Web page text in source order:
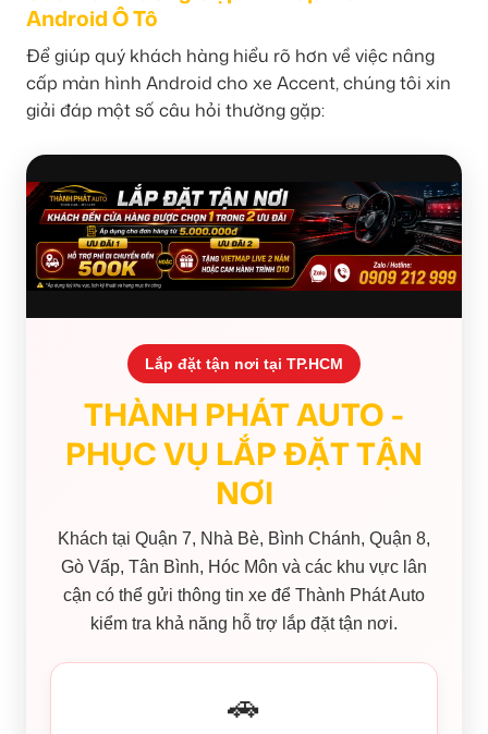
Android Ô Tô
Để giúp quý khách hàng hiểu rõ hơn về việc nâng
cấp màn hình Android cho xe Accent, chúng tôi xin
giải đáp một số câu hỏi thường gặp:
Lắp đặt tận nơi tại TP.HCM
THÀNH PHÁT AUTO -
PHỤC VỤ LẮP ĐẶT TẬN
NƠI
Khách tại Quận 7, Nhà Bè, Bình Chánh, Quận 8,
Gò Vấp, Tân Bình, Hóc Môn và các khu vực lân
cận có thể gửi thông tin xe để Thành Phát Auto
kiểm tra khả năng hỗ trợ lắp đặt tận nơi.
🚗